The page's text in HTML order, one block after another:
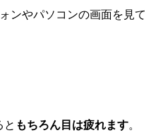
ンやパソコンの画面を見て
と もちろん目は疲れます。